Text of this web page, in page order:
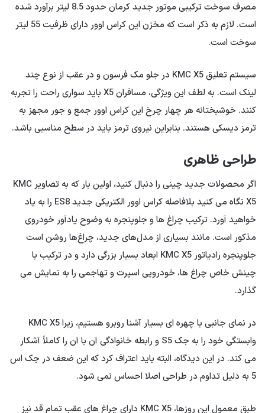
مصرف سوخت ترکیبی موتور جدید کرمان حدود 8.5 لیتر برآورد شده
است. لازم به ذکر است که مخزن این کراس اوور دارای ظرفیت 55 لیتر
سوخت است.
سیستم تعلیق KMC X5 در جلو مک فرسون و در عقب از نوع چند
لینک است. به لطف این ویژگی، مسافران X5 باید سواری راحت را تجربه
کنند. خوشبختانه هر چهار چرخ این کراس اوور جمع و جور مجهز به
ترمز دیسکی هستند. بنابراین نیروی ترمز باید در سطح مناسبی باشد.
طراحی ظاهری
اگر محصولات جدید چینی را دنبال کنید، اولین بار که به تصاویر KMC
X5 نگاه می کنید بلافاصله کراس اوور الکتریکی جدید ES8 را به یاد
خواهید آورد. ترکیب چراغ ها و جلوپنجره به وضوح یادآور خودروی
مذکور است. مانند بسیاری از مدل‌های جدید، چراغ‌ها روشن است
جلوپنجره رادیاتور KMC X5 ابعاد بسیار بزرگی دارد و در ترکیب با
چینش خاص چراغ ها، خودرویی اسپرت و تهاجمی را به نمایش می
گذارد.
در نمای جانبی با چهره ای بسیار آشنا روبرو هستیم، زیرا KMC X5
وابستگی خود را به جک S5 و رابطه خانوادگی آن با آن را کاملاً آشکار
می کند. در این دیدگاه، البته باید اعتراف کرد که این ضعف در جک اس
5 به دلیل تداوم در طراحی اصلا احساس نمی شود.
طبق معمول این روزها، KMC X5 دارای چراغ های عقب تمام قد نیز